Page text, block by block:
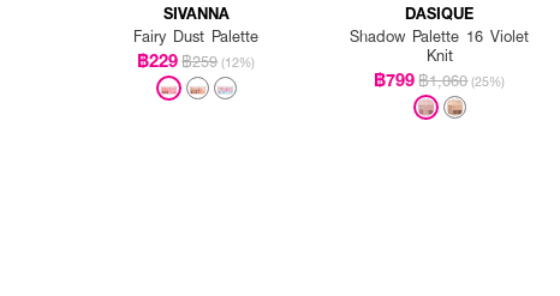
SIVANNA
Fairy Dust Palette
฿229฿259 (12%)
DASIQUE
Shadow Palette 16 Violet
Knit
฿799฿1,060 (25%)